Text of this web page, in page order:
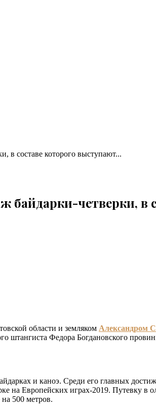
в составе которого выступают...
байдарки-четверки, в
области и земляком Александром
штангиста Федора Богдановского
и каноэ. Среди его главных
на Европейских играх-2019. Путевку
500 метров.